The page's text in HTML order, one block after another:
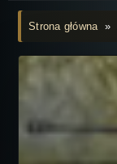
Strona główna»